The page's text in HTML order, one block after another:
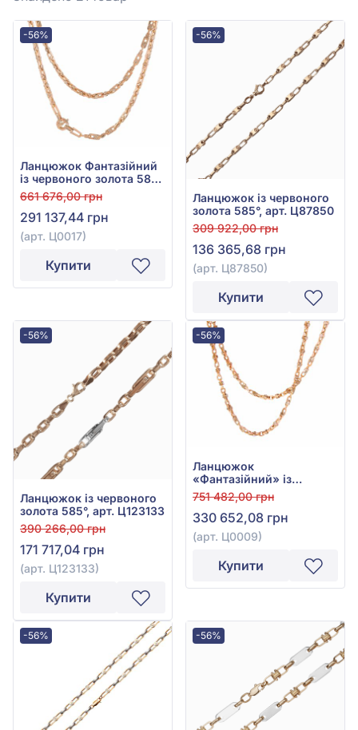
-56%
Ланцюжок Фантазійний
із червоного золота 585°,
арт. Ц0017
661 676,00 грн
291 137,44 грн
(арт. Ц0017)
Купити
-56%
Ланцюжок із червоного
золота 585°, арт. Ц87850
309 922,00 грн
136 365,68 грн
(арт. Ц87850)
Купити
-56%
Ланцюжок із червоного
золота 585°, арт. Ц123133
390 266,00 грн
171 717,04 грн
(арт. Ц123133)
Купити
-56%
Ланцюжок
«Фантазійний» із
червоного золота 585°,
арт. Ц0009
751 482,00 грн
330 652,08 грн
(арт. Ц0009)
Купити
-56% -56%